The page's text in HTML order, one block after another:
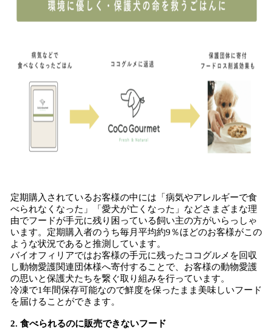
定期購入されているお客様の中には「病気やアレルギーで食
べられなくなった」「愛犬が亡くなった」などさまざまな理
由でフードが手元に残り困っている飼い主の方がいらっしゃ
います。定期購入者のうち毎月平均約9％ほどのお客様がこの
ような状況であると推測しています。
バイオフィリアではお客様の手元に残ったココグルメを回収
し動物愛護関連団体様へ寄付することで、お客様の動物愛護
の思いと保護犬たちを繋ぐ取り組みを行っています。
冷凍で1年間保存可能なので鮮度を保ったまま美味しいフード
を届けることができます。
2. 食べられるのに販売できないフード